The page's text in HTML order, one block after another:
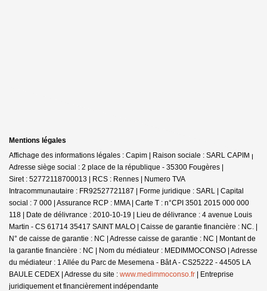
Mentions légales
Affichage des informations légales : Capim | Raison sociale : SARL CAPIM |
Adresse siège social : 2 place de la république - 35300 Fougères |
Siret : 52772118700013 | RCS : Rennes | Numero TVA
Intracommunautaire : FR92527721187 | Forme juridique : SARL | Capital
social : 7 000 | Assurance RCP : MMA | Carte T : n°CPI 3501 2015 000 000
118 | Date de délivrance : 2010-10-19 | Lieu de délivrance : 4 avenue Louis
Martin - CS 61714 35417 SAINT MALO | Caisse de garantie financière : NC. |
N° de caisse de garantie : NC | Adresse caisse de garantie : NC | Montant de
la garantie financière : NC | Nom du médiateur : MEDIMMOCONSO | Adresse
du médiateur : 1 Allée du Parc de Mesemena - Bât A - CS25222 - 44505 LA
BAULE CEDEX | Adresse du site : www.medimmoconso.fr | Entreprise
juridiquement et financièrement indépendante